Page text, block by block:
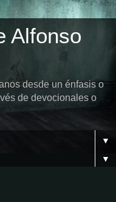
Alfonso
desde un énfasis o
de devocionales o
▼
▼